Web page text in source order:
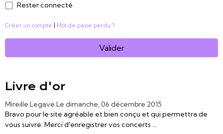
Rester connecté
Créer un compte Mot de passe perdu ?
Valider
Livre d'or
Mireille Legave Le dimanche, 06 décembre 2015
Bravo pour le site agréable et bien conçu et qui permettra de
vous suivre. Merci d'enregistrer vos concerts ...